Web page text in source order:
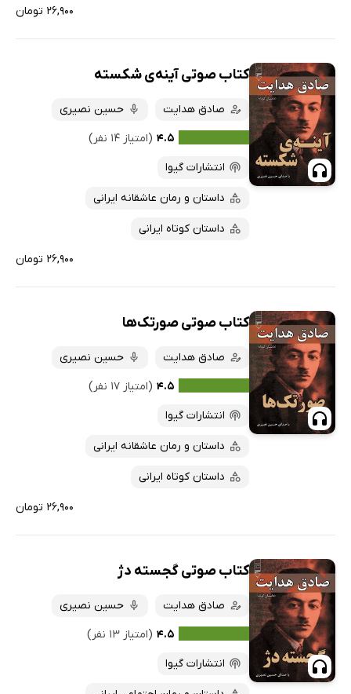
۲۶,۹۰۰ تومان
کتاب صوتی آینه‌ی شکسته
صادق هدایت
حسین نصیری
۴.۵ (امتیاز ۱۴ نفر)
انتشارات گیوا
داستان و رمان عاشقانه ایرانی
داستان کوتاه ایرانی
۲۶,۹۰۰ تومان
کتاب صوتی صورتک‌ها
صادق هدایت
حسین نصیری
۴.۵ (امتیاز ۱۷ نفر)
انتشارات گیوا
داستان و رمان عاشقانه ایرانی
داستان کوتاه ایرانی
۲۶,۹۰۰ تومان
کتاب صوتی گجسته دژ
صادق هدایت
حسین نصیری
۴.۵ (امتیاز ۱۳ نفر)
انتشارات گیوا